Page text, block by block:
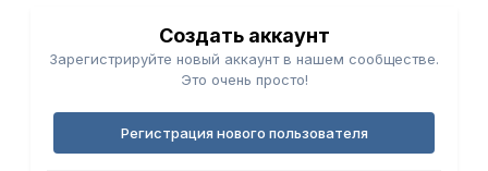
Создать аккаунт
Зарегистрируйте новый аккаунт в нашем сообществе.
Это очень просто!
Регистрация нового пользователя